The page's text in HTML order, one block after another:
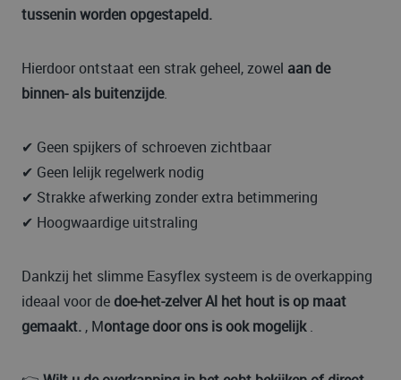
tussenin worden opgestapeld.
Hierdoor ontstaat een strak geheel, zowel aan de
binnen- als buitenzijde.
✔ Geen spijkers of schroeven zichtbaar
✔ Geen lelijk regelwerk nodig
✔ Strakke afwerking zonder extra betimmering
✔ Hoogwaardige uitstraling
Dankzij het slimme Easyflex systeem is de overkapping
ideaal voor dedoe-het-zelver Al het hout is op maat
gemaakt. , Montage door ons is ook mogelijk.